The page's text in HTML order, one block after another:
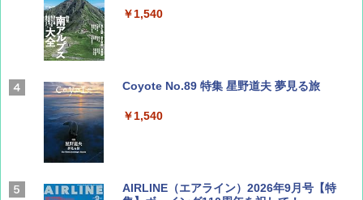
￥1,540
Coyote No.89 特集 星野道夫 夢見る旅
￥1,540
AIRLINE（エアライン）2026年9月号【特